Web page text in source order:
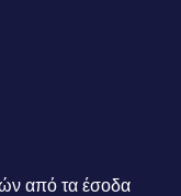
από τα έσοδα